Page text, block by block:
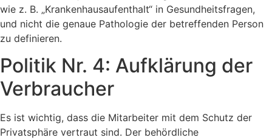
wie z. B. „Krankenhausaufenthalt“ in Gesundheitsfragen,
und nicht die genaue Pathologie der betreffenden Person
zu definieren.
Politik Nr. 4: Aufklärung der
Verbraucher
Es ist wichtig, dass die Mitarbeiter mit dem Schutz der
Privatsphäre vertraut sind. Der behördliche